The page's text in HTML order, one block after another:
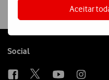
Aceitar
Follow
Social